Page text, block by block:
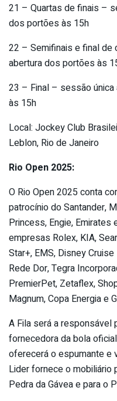
21 – Quartas de finais –
dos portões às 15h
22 – Semifinais e final
abertura dos portões às
23 – Final – sessão
às 15h
Local: Jockey Club
Leblon, Rio de Janeiro
Rio Open 2025:
O Rio Open 2025 conta
patrocínio do Santander,
Princess, Engie, Emirates
empresas Rolex, KIA,
Star+, EMS, Disney
Rede Dor, Tegra
PremierPet, Zetaflex,
Magnum, Copa Energia e
A Fila será a responsável
fornecedora da bola
oferecerá o espumante e
Lider fornece o mobiliário
Pedra da Gávea e para o